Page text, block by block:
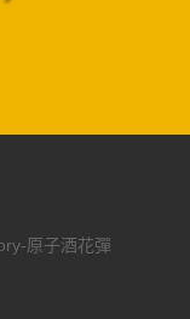
原子酒花彈